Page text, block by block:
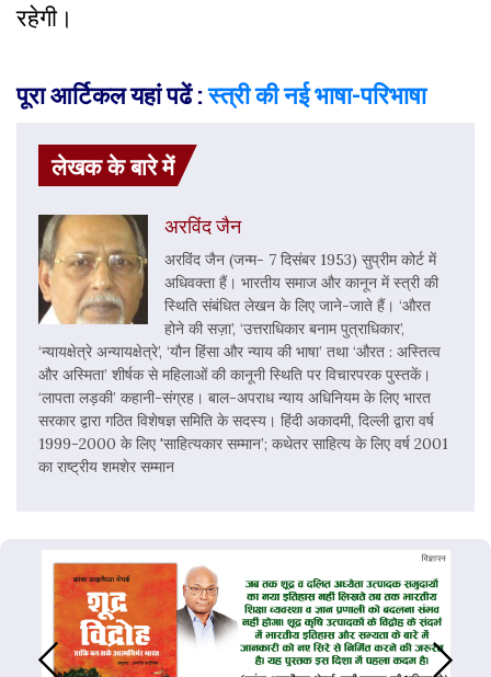
रहेगी।
पूरा आर्टिकल यहां पढें :स्त्री की नई भाषा-परिभाषा
लेखक के बारे में
अरविंद जैन
अरविंद जैन (जन्म- 7 दिसंबर 1953) सुप्रीम कोर्ट में
अधिवक्ता हैं। भारतीय समाज और कानून में स्त्री की
स्थिति संबंधित लेखन के लिए जाने-जाते हैं। ‘औरत
होने की सज़ा’, ‘उत्तराधिकार बनाम पुत्राधिकार’,
‘न्यायक्षेत्रे अन्यायक्षेत्रे’, ‘यौन हिंसा और न्याय की भाषा’ तथा ‘औरत : अस्तित्व
और अस्मिता’ शीर्षक से महिलाओं की कानूनी स्थिति पर विचारपरक पुस्तकें।
‘लापता लड़की’ कहानी-संग्रह। बाल-अपराध न्याय अधिनियम के लिए भारत
सरकार द्वारा गठित विशेषज्ञ समिति के सदस्य। हिंदी अकादमी, दिल्ली द्वारा वर्ष
1999-2000 के लिए 'साहित्यकार सम्मान’; कथेतर साहित्य के लिए वर्ष 2001
का राष्ट्रीय शमशेर सम्मान